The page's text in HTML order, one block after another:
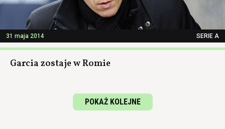
31 maja 2014 SERIE A
Garcia zostaje w Romie
POKAŻ KOLEJNE